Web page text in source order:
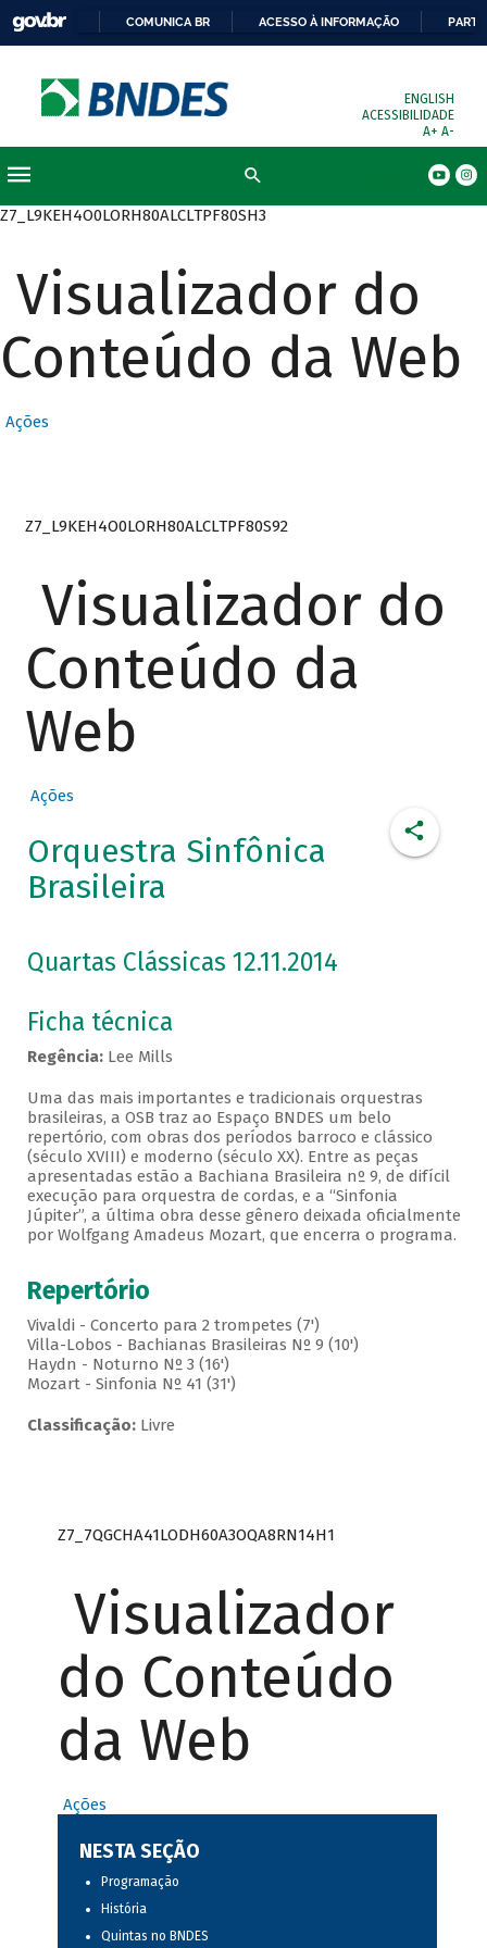
COMUNICA BR ACESSO À INFORMAÇÃO
ENGLISH
ACESSIBILIDADE
A+ A-
Z7_L9KEH4O0LORH80ALCLTPF80SH3
Visualizador do
Conteúdo da Web
Ações
Z7_L9KEH4O0LORH80ALCLTPF80S92
Visualizador do
Conteúdo da
Web
Ações
Orquestra Sinfônica
Brasileira
Quartas Clássicas 12.11.2014
Ficha técnica
Regência:Lee Mills
Uma das mais importantes e tradicionais orquestras
brasileiras, a OSB traz ao Espaço BNDES um belo
repertório, com obras dos períodos barroco e clássico
(século XVIII) e moderno (século XX). Entre as peças
apresentadas estão a Bachiana Brasileira nº 9, de difícil
execução para orquestra de cordas, e a “Sinfonia
Júpiter”, a última obra desse gênero deixada oficialmente
por Wolfgang Amadeus Mozart, que encerra o programa.
Repertório
Vivaldi - Concerto para 2 trompetes (7')
Villa-Lobos - Bachianas Brasileiras Nº 9 (10')
Haydn - Noturno Nº 3 (16')
Mozart - Sinfonia Nº 41 (31')
Classificação:Livre
Z7_7QGCHA41LODH60A3OQA8RN14H1
Visualizador
do Conteúdo
da Web
Ações
NESTA SEÇÃO
Programação
História
Quintas no BNDES